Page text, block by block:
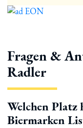
Fragen &
Radler
Welchen Platz
Biermarken